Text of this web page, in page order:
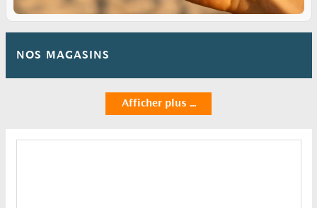
NOS MAGASINS
Afficher plus ...